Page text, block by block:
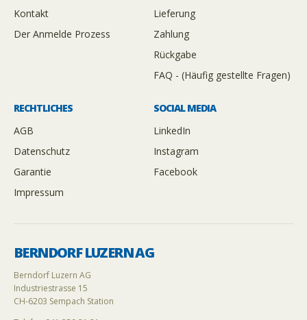
Kontakt
Der Anmelde Prozess
Lieferung
Zahlung
Rückgabe
FAQ - (Häufig gestellte Fragen)
RECHTLICHES
AGB
Datenschutz
Garantie
Impressum
SOCIAL MEDIA
LinkedIn
Instagram
Facebook
BERNDORF LUZERN AG
Berndorf Luzern AG
Industriestrasse 15
CH-6203 Sempach Station